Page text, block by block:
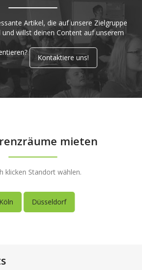
Artikel, die auf unsere Zielgruppe
und willst deinen Content auf unserem
Kontaktiere uns!
mieten
klicken Standort wählen.
Köln Düsseldorf